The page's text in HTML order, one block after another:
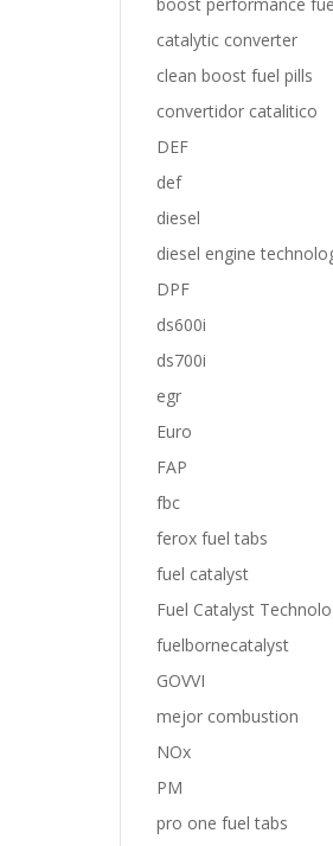
catalytic converter
clean boost fuel pills
convertidor catalitico
DEF
def
diesel
diesel engine
DPF
ds600i
ds700i
egr
Euro
FAP
fbc
ferox fuel tabs
fuel catalyst
Fuel Catalyst
fuelbornecatalyst
GOVVI
mejor combustion
NOx
PM
pro one fuel tabs